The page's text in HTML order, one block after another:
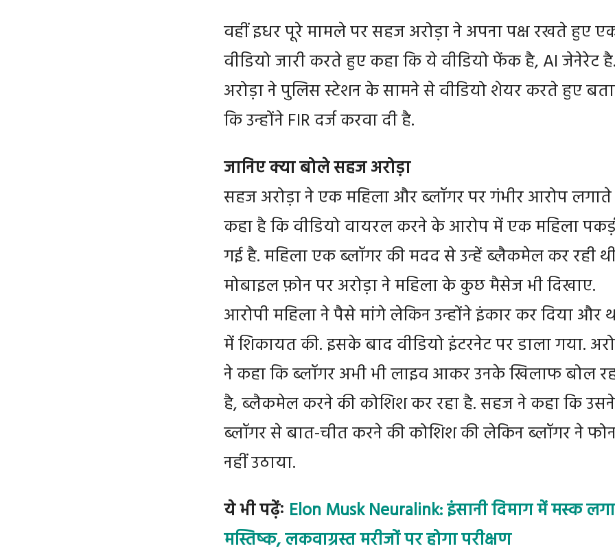
वहीं इधर पूरे मामले पर सहज अरोड़ा ने अपना पक्ष रखते हुए
वीडियो जारी करते हुए कहा कि ये वीडियो फेंक है, AI जेनेरेट है.
अरोड़ा ने पुलिस स्टेशन के सामने से वीडियो शेयर करते हुए
कि उन्होंने FIR दर्ज करवा दी है.
जानिए क्या बोले सहज अरोड़ा
सहज अरोड़ा ने एक महिला और ब्लॉगर पर गंभीर आरोप
कहा है कि वीडियो वायरल करने के आरोप में एक महिला
गई है. महिला एक ब्लॉगर की मदद से उन्हें ब्लैकमेल कर रही
मोबाइल फ़ोन पर अरोड़ा ने महिला के कुछ मैसेज भी दिखाए.
आरोपी महिला ने पैसे मांगे लेकिन उन्होंने इंकार कर दिया और
में शिकायत की. इसके बाद वीडियो इंटरनेट पर डाला गया.
ने कहा कि ब्लॉगर अभी भी लाइव आकर उनके खिलाफ बोल
है, ब्लैकमेल करने की कोशिश कर रहा है. सहज ने कहा कि उसने
ब्लॉगर से बात-चीत करने की कोशिश की लेकिन ब्लॉगर ने
नहीं उठाया.
ये भी पढ़ेंः Elon Musk Neuralink: इंसानी दिमाग में मस्क
मस्तिष्क, लकवाग्रस्त मरीजों पर होगा परीक्षण